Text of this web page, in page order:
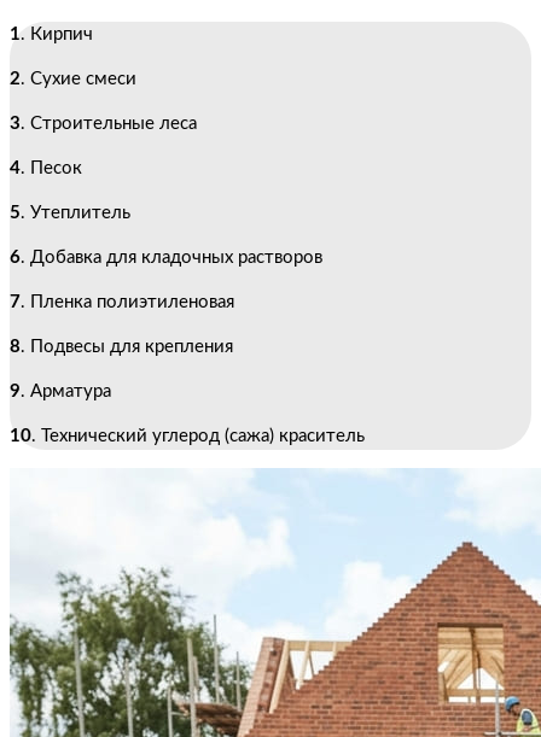
1. Кирпич
2. Сухие смеси
3. Строительные леса
4. Песок
5. Утеплитель
6. Добавка для кладочных растворов
7. Пленка полиэтиленовая
8. Подвесы для крепления
9. Арматура
10. Технический углерод (сажа) краситель